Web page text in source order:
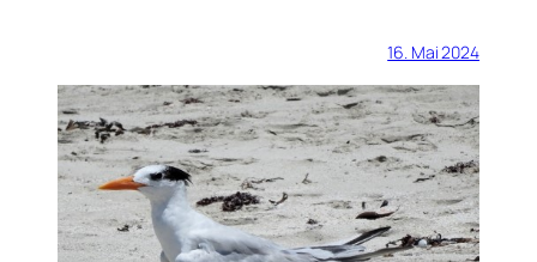
16. Mai 2024